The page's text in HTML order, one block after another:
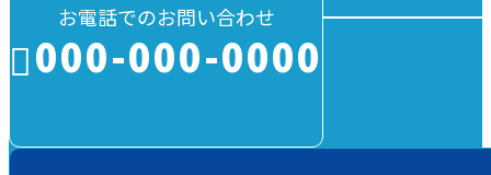
お電話でのお問い合わせ
000-000-0000